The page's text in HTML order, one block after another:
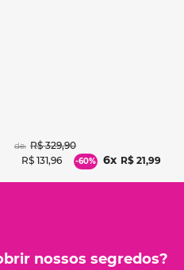
de: R$ 329,90
R$ 131,96 -60% 6 R$ 21,99
nossos segredos?